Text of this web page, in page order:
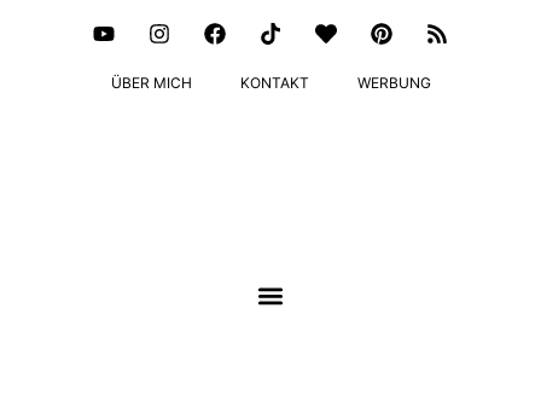
ÜBER MICH KONTAKT WERBUNG